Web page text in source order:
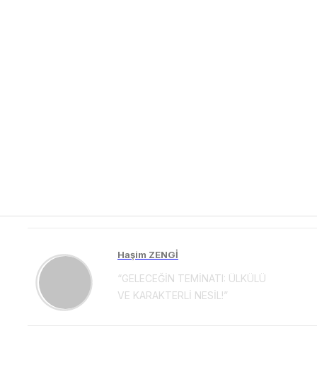
Haşim ZENGİ
“GELECEĞİN TEMİNATI: ÜLKÜLÜ
VE KARAKTERLİ NESİL!”